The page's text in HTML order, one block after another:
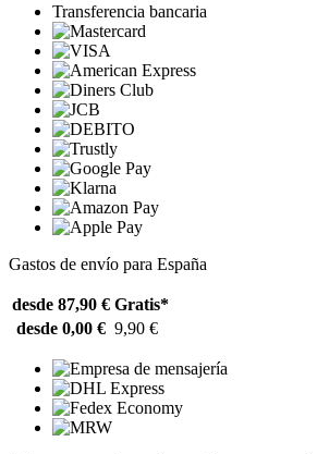
Transferencia bancaria
Gastos de envío para España
desde 87,90 € Gratis*
desde 0,00 € 9,90 €